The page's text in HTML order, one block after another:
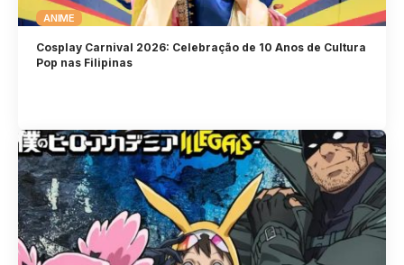
ANIME
Cosplay Carnival 2026: Celebração de 10 Anos de Cultura
Pop nas Filipinas